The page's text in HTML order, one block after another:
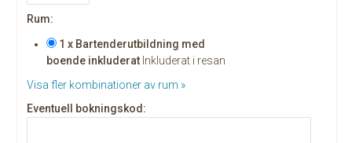
Rum:
1 x Bartenderutbildning med
boende inkluderat Inkluderat i resan
Visa fler kombinationer av rum »
Eventuell bokningskod: